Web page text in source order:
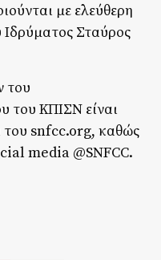
με ελεύθερη
Σταύρος
του
του ΚΠΙΣΝ είναι
του snfcc.org, καθώς
media @SNFCC.